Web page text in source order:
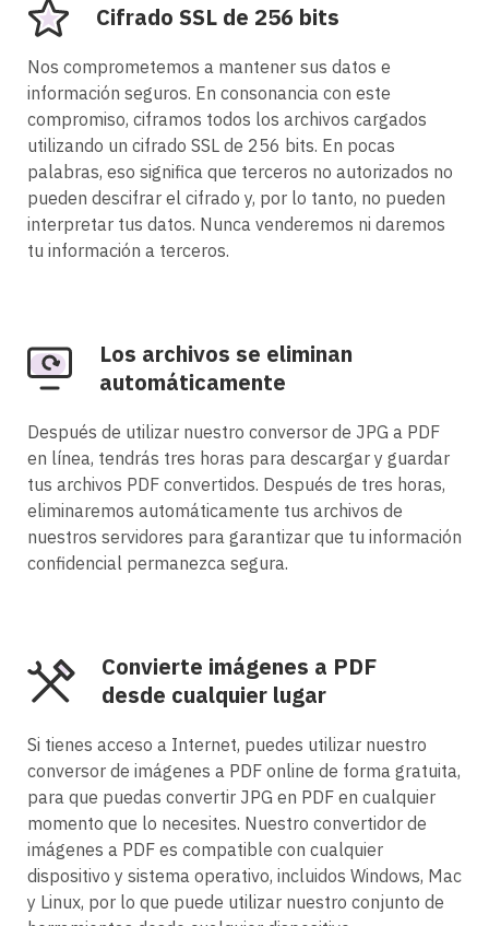
Cifrado SSL de 256 bits
Nos comprometemos a mantener sus datos e
información seguros. En consonancia con este
compromiso, ciframos todos los archivos cargados
utilizando un cifrado SSL de 256 bits. En pocas
palabras, eso significa que terceros no autorizados no
pueden descifrar el cifrado y, por lo tanto, no pueden
interpretar tus datos. Nunca venderemos ni daremos
tu información a terceros.
Los archivos se eliminan
automáticamente
Después de utilizar nuestro conversor de JPG a PDF
en línea, tendrás tres horas para descargar y guardar
tus archivos PDF convertidos. Después de tres horas,
eliminaremos automáticamente tus archivos de
nuestros servidores para garantizar que tu información
confidencial permanezca segura.
Convierte imágenes a PDF
desde cualquier lugar
Si tienes acceso a Internet, puedes utilizar nuestro
conversor de imágenes a PDF online de forma gratuita,
para que puedas convertir JPG en PDF en cualquier
momento que lo necesites. Nuestro convertidor de
imágenes a PDF es compatible con cualquier
dispositivo y sistema operativo, incluidos Windows, Mac
y Linux, por lo que puede utilizar nuestro conjunto de